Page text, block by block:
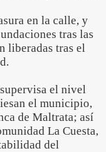
en la calle, y
tras las
liberadas tras el
el nivel
el municipio,
de Maltrata; así
La Cuesta,
del